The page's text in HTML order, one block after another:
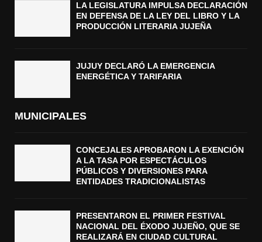
LA LEGISLATURA IMPULSA DECLARACIÓN
EN DEFENSA DE LA LEY DEL LIBRO Y LA
PRODUCCIÓN LITERARIA JUJEÑA
JUJUY DECLARÓ LA EMERGENCIA
ENERGÉTICA Y TARIFARIA
MUNICIPALES
CONCEJALES APROBARON LA EXENCIÓN
A LA TASA POR ESPECTÁCULOS
PÚBLICOS Y DIVERSIONES PARA
ENTIDADES TRADICIONALISTAS
PRESENTARON EL PRIMER FESTIVAL
NACIONAL DEL ÉXODO JUJEÑO, QUE SE
REALIZARÁ EN CIUDAD CULTURAL